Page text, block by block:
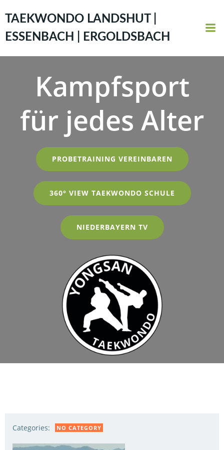
Inhalt
springen
TAEKWONDO LANDSHUT |
ESSENBACH | ERGOLDSBACH
Kampfsport
für jedes Alter
PROBETRAINING VEREINBAREN
360° VIEW TAEKWONDO SCHULE
NIEDERBAYERN TV
Categories: NO CATEGORY